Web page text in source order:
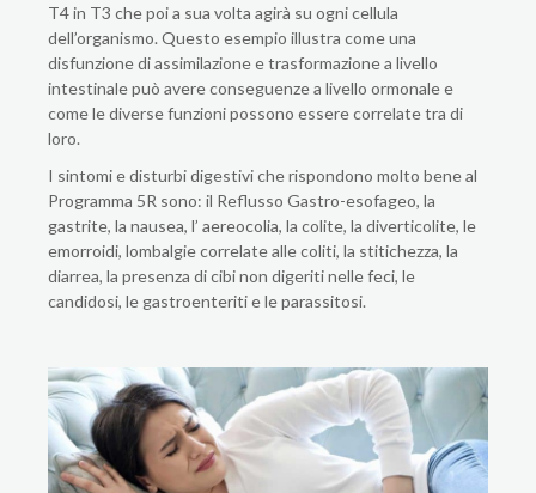
T4 in T3 che poi a sua volta agirà su ogni cellula
dell’organismo. Questo esempio illustra come una
disfunzione di assimilazione e trasformazione a livello
intestinale può avere conseguenze a livello ormonale e
come le diverse funzioni possono essere correlate tra di
loro.
I sintomi e disturbi digestivi che rispondono molto bene al
Programma 5R sono: il Reflusso Gastro-esofageo, la
gastrite, la nausea, l’ aereocolia, la colite, la diverticolite, le
emorroidi, lombalgie correlate alle coliti, la stitichezza, la
diarrea, la presenza di cibi non digeriti nelle feci, le
candidosi, le gastroenteriti e le parassitosi.